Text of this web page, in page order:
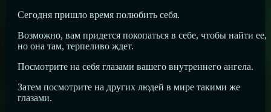
Сегодня пришло время полюбить себя.
Возможно, вам придется покопаться в себе, чтобы найти ее,
но она там, терпеливо ждет.
Посмотрите на себя глазами вашего внутреннего ангела.
Затем посмотрите на других людей в мире такими же
глазами.